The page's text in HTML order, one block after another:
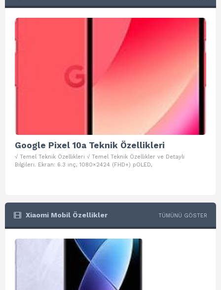
Google Pixel 10a Teknik Özellikleri
√ Temel Teknik Özellikleri √ Temel Teknik Özellikler ve Detaylı
Bilgileri. Ekran: 6.3 inç, 1080×2424 (FHD+) pOLED,
Xiaomi Mobil Özellikler TÜMÜNÜ GÖSTER